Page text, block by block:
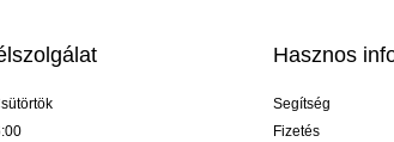
Hasznos
Segítség
Fizetés